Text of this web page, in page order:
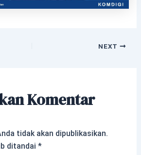
NEXT
Komentar
tidak akan dipublikasikan.
ditandai *